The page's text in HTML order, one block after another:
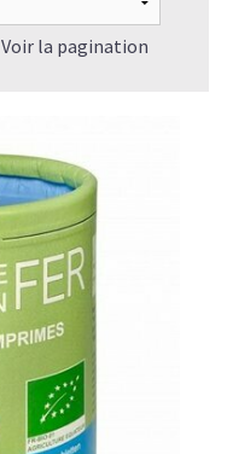
Voir la pagination